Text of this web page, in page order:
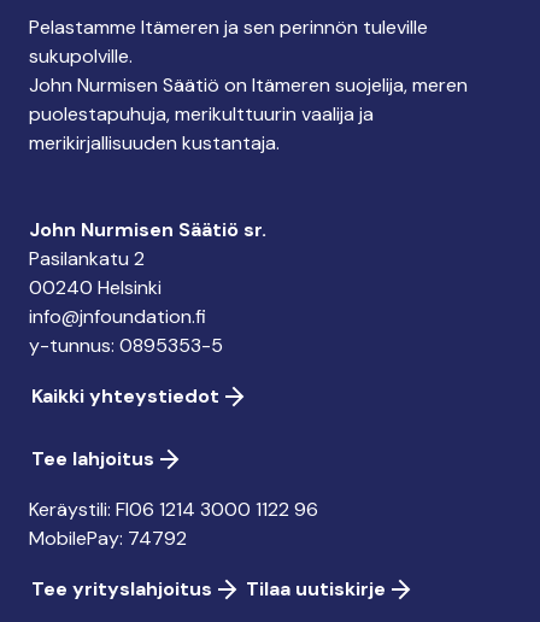
Pelastamme Itämeren ja sen perinnön tuleville
sukupolville.
John Nurmisen Säätiö on Itämeren suojelija, meren
puolestapuhuja, merikulttuurin vaalija ja
merikirjallisuuden kustantaja.
John Nurmisen Säätiö sr.
Pasilankatu 2
00240 Helsinki
info@jnfoundation.fi
y-tunnus: 0895353-5
Kaikki yhteystiedot
Tee lahjoitus
Keräystili: FI06 1214 3000 1122 96
MobilePay: 74792
Tee yrityslahjoitus
Tilaa uutiskirje